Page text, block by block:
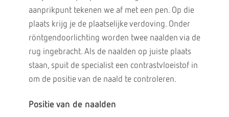
aanprikpunt tekenen we af met een pen. Op die
plaats krijg je de plaatselijke verdoving. Onder
röntgendoorlichting worden twee naalden via de
rug ingebracht. Als de naalden op juiste plaats
staan, spuit de specialist een contrastvloeistof in
om de positie van de naald te controleren.
Positie van de naalden